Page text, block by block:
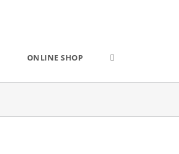
ONLINE SHOP